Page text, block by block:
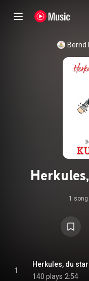
Bernd
1 song
1
Herkules, du
140 plays 2:54